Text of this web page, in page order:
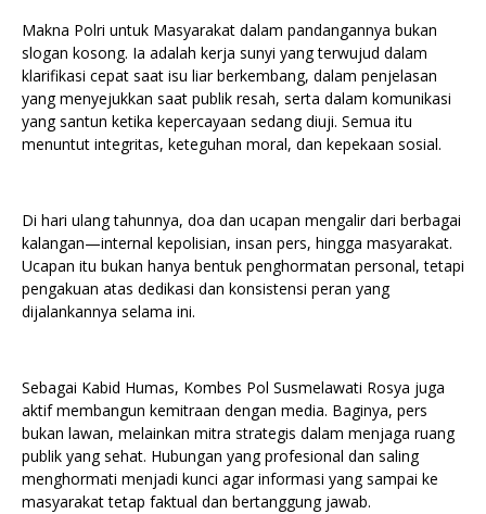
Makna Polri untuk Masyarakat dalam pandangannya bukan
slogan kosong. Ia adalah kerja sunyi yang terwujud dalam
klarifikasi cepat saat isu liar berkembang, dalam penjelasan
yang menyejukkan saat publik resah, serta dalam komunikasi
yang santun ketika kepercayaan sedang diuji. Semua itu
menuntut integritas, keteguhan moral, dan kepekaan sosial.
Di hari ulang tahunnya, doa dan ucapan mengalir dari berbagai
kalangan—internal kepolisian, insan pers, hingga masyarakat.
Ucapan itu bukan hanya bentuk penghormatan personal, tetapi
pengakuan atas dedikasi dan konsistensi peran yang
dijalankannya selama ini.
Sebagai Kabid Humas, Kombes Pol Susmelawati Rosya juga
aktif membangun kemitraan dengan media. Baginya, pers
bukan lawan, melainkan mitra strategis dalam menjaga ruang
publik yang sehat. Hubungan yang profesional dan saling
menghormati menjadi kunci agar informasi yang sampai ke
masyarakat tetap faktual dan bertanggung jawab.